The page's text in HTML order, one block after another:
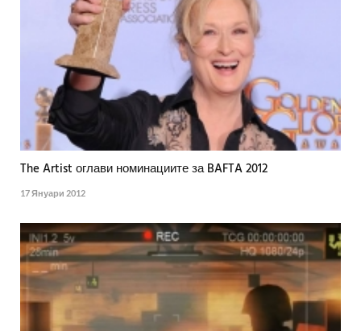
The Artist оглави номинациите за BAFTA 2012
17 Януари 2012